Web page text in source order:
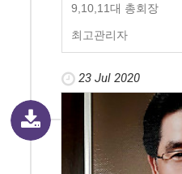
9,10,11대 총회장
최고관리자
23 Jul 2020